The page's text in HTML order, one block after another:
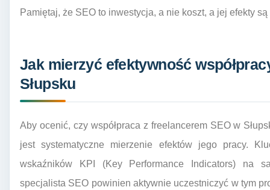
Pamiętaj, że SEO to inwestycja, a nie koszt, a jej efekty są
Jak mierzyć efektywność
Słupsku
Aby ocenić, czy współpraca z freelancerem SEO w
jest systematyczne mierzenie efektów jego pracy.
wskaźników KPI (Key Performance Indicators) na
specjalista SEO powinien aktywnie uczestniczyć w tym